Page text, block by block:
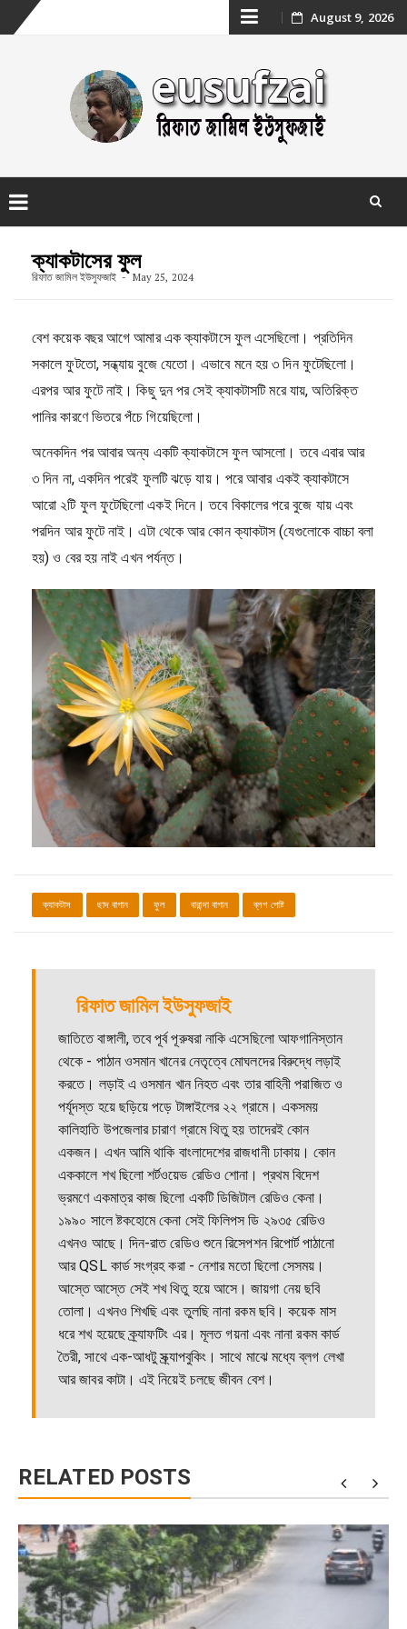
Skip
content
August 9, 2026
content
ক্যাকটাসের ফুল
রিফাত জামিল ইউসুফজাই May 25, 2024
বেশ কয়েক বছর আগে আমার এক ক্যাকটাসে ফুল এসেছিলো। প্রতিদিন
সকালে ফুটতো, সন্ধ্যায় বুজে যেতো। এভাবে মনে হয় ৩ দিন ফুটেছিলো।
এরপর আর ফুটে নাই। কিছু দুন পর সেই ক্যাকটাসটি মরে যায়, অতিরিক্ত
পানির কারণে ভিতরে পঁচে গিয়েছিলো।
অনেকদিন পর আবার অন্য একটি ক্যাকটাসে ফুল আসলো। তবে এবার আর
৩ দিন না, একদিন পরেই ফুলটি ঝড়ে যায়। পরে আবার একই ক্যাকটাসে
আরো ২টি ফুল ফুটেছিলো একই দিনে। তবে বিকালের পরে বুজে যায় এবং
পরদিন আর ফুটে নাই। এটা থেকে আর কোন ক্যাকটাস (যেগুলোকে বাচ্চা বলা
হয়) ও বের হয় নাই এখন পর্যন্ত।
ক্যাকটাস ছাদ বাগান ফুল বারান্দা বাগান ব্লগ পোষ্ট
রিফাত জামিল ইউসুফজাই
জাতিতে বাঙ্গালী, তবে পূর্ব পূরুষরা নাকি এসেছিলো আফগানিস্তান
থেকে - পাঠান ওসমান খানের নেতৃত্বে মোঘলদের বিরুদ্ধে লড়াই
করতে। লড়াই এ ওসমান খান নিহত এবং তার বাহিনী পরাজিত ও
পর্যূদস্ত হয়ে ছড়িয়ে পড়ে টাঙ্গাইলের ২২ গ্রামে। একসময়
কালিহাতি উপজেলার চারাণ গ্রামে থিতু হয় তাদেরই কোন
একজন। এখন আমি থাকি বাংলাদেশের রাজধানী ঢাকায়। কোন
এককালে শখ ছিলো শর্টওয়েভ রেডিও শোনা। প্রথম বিদেশ
ভ্রমণে একমাত্র কাজ ছিলো একটি ডিজিটাল রেডিও কেনা।
১৯৯০ সালে ষ্টকহোমে কেনা সেই ফিলিপস ডি ২৯৩৫ রেডিও
এখনও আছে। দিন-রাত রেডিও শুনে রিসেপশন রিপোর্ট পাঠানো
আর QSL কার্ড সংগ্রহ করা - নেশার মতো ছিলো সেসময়।
আস্তে আস্তে সেই শখ থিতু হয়ে আসে। জায়গা নেয় ছবি
তোলা। এখনও শিখছি এবং তুলছি নানা রকম ছবি। কয়েক মাস
ধরে শখ হয়েছে ক্র্যাফটিং এর। মূলত গয়না এবং নানা রকম কার্ড
তৈরী, সাথে এক-আধটু স্ক্র্যাপবুকিং। সাথে মাঝে মধ্যে ব্লগ লেখা
আর জাবর কাটা। এই নিয়েই চলছে জীবন বেশ।
RELATED POSTS